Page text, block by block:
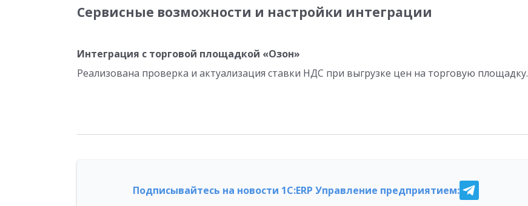
Сервисные возможности и настройки интеграции
Интеграция с торговой площадкой «Озон»
Реализована проверка и актуализация ставки НДС при выгрузке цен на торговую площадку.
Подписывайтесь на новости 1С:ERP Управление предприятием: